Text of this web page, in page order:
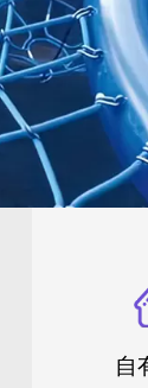
自